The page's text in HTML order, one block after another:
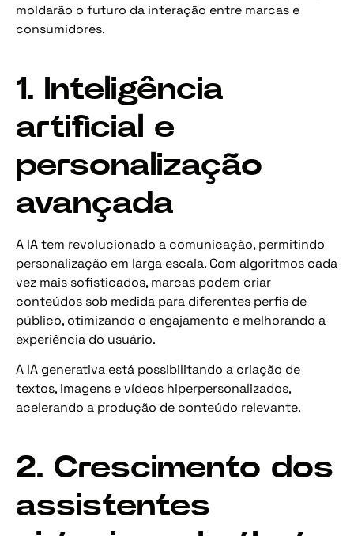
moldarão o futuro da interação entre marcas e
consumidores.
1. Inteligência
artificial e
personalização
avançada
A IA tem revolucionado a comunicação, permitindo
personalização em larga escala. Com algoritmos cada
vez mais sofisticados, marcas podem criar
conteúdos sob medida para diferentes perfis de
público, otimizando o engajamento e melhorando a
experiência do usuário.
A IA generativa está possibilitando a criação de
textos, imagens e vídeos hiperpersonalizados,
acelerando a produção de conteúdo relevante.
2. Crescimento dos
assistentes